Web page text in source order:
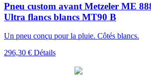
Pneu custom avant Metzeler ME
Ultra flancs blancs MT90 B
Un pneu conçu pour la pluie. Côtés blancs.
296,30 € Détails